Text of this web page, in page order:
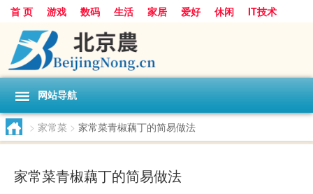
首 页 游戏 数码 生活 家居 爱好 休闲
IT技术
互联网
手机 购物
网站导航
> 家常菜 > 家常菜青椒藕丁的简易做法
家常菜青椒藕丁的简易做法